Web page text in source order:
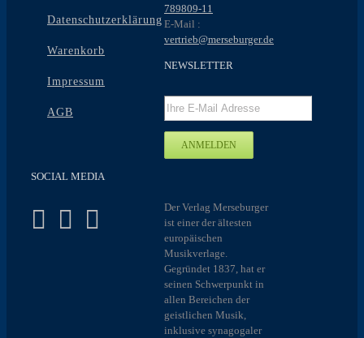
Datenschutzerklärung
Warenkorb
Impressum
AGB
SOCIAL MEDIA
789809-11
E-Mail :
vertrieb@merseburger.de
NEWSLETTER
Der Verlag Merseburger
ist einer der ältesten
europäischen
Musikverlage.
Gegründet 1837, hat er
seinen Schwerpunkt in
allen Bereichen der
geistlichen Musik,
inklusive synagogaler